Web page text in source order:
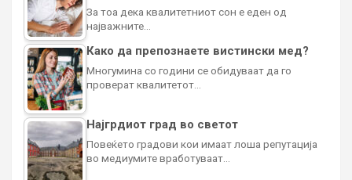
За тоа дека квалитетниот сон е еден од
најважните…
Како да препознаете вистински мед?
Многумина со години се обидуваат да го
проверат квалитетот…
Најгрдиот град во светот
Повеќето градови кои имаат лоша репутација
во медиумите вработуваат…